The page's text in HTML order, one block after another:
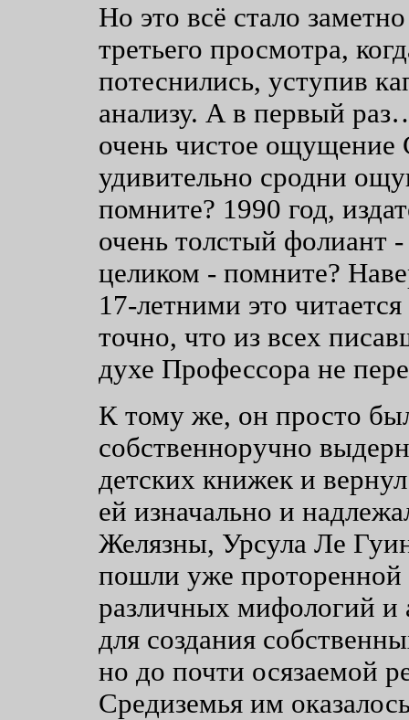
Но это всё стало
третьего просмотра,
потеснились, уступив
анализу. А в первый
очень чистое ощущение
удивительно сродни
помните? 1990 год,
очень толстый фолиант
целиком - помните?
17-летними это
точно, что из всех
духе Профессора не
К тому же, он просто
собственноручно
детских книжек и
ей изначально и
Желязны, Урсула Ле
пошли уже проторенной
различных мифологий и
для создания
но до почти осязаемой
Средиземья им